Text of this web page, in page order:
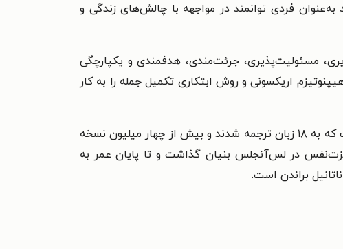
فردی توانمند در مواجهه با چالش‌های زندگی و
مسئولیت‌پذیری، جرئت‌مندی، هدفمندی و یکپارچگی
اریکسونی و روش ابتکاری تکمیل جمله را به کار
در طول زندگی حرفه‌ای خود نزدیک به ۲۰ کتاب درباره‌ی عزت‌نفس، عشق رمانتیک و فلسفه نوشت که به ۱۸ زبان ترجمه شدند و بیش از چهار میلیون نسخه
در لس‌آنجلس بنیان گذاشت و تا پایان عمر به